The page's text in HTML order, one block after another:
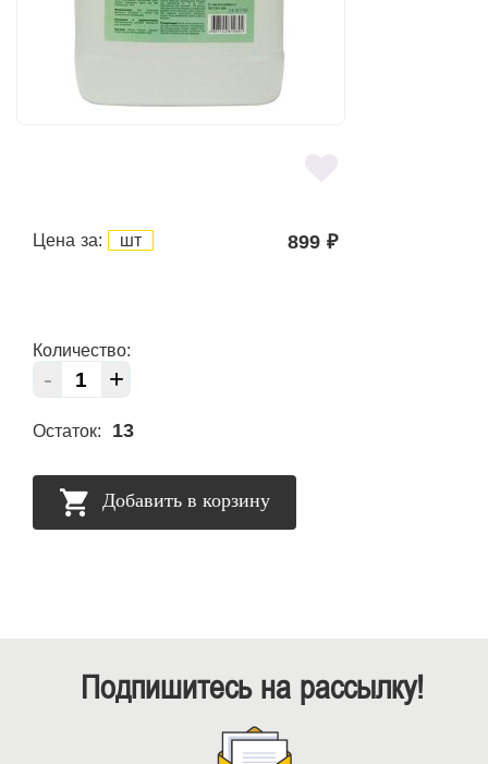
Цена за: шт 899 ₽
Количество:
- +
Остаток: 13
Добавить в корзину
Подпишитесь на рассылку!